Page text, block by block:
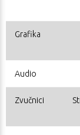
Grafika
Audio
Zvučnici